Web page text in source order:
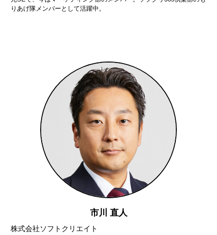
りあげ隊メンバーとして活躍中。
市川 直人
株式会社ソフトクリエイト